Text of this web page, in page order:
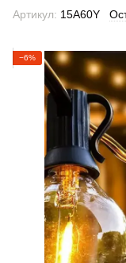
Артикул: 15A60Y
−6%